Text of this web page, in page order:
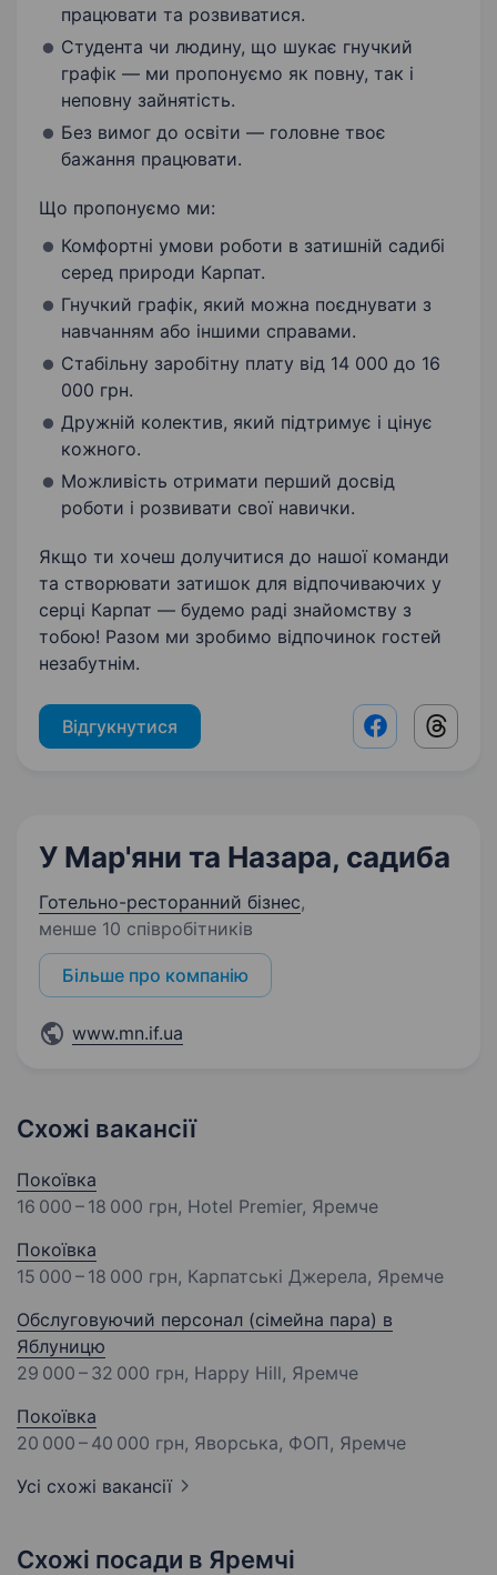
працювати та розвиватися.
Студента чи людину, що шукає гнучкий
графік — ми пропонуємо як повну, так і
неповну зайнятість.
Без вимог до освіти — головне твоє
бажання працювати.
Що пропонуємо ми:
Комфортні умови роботи в затишній садибі
серед природи Карпат.
Гнучкий графік, який можна поєднувати з
навчанням або іншими справами.
Стабільну заробітну плату від 14 000 до 16
000 грн.
Дружній колектив, який підтримує і цінує
кожного.
Можливість отримати перший досвід
роботи і розвивати свої навички.
Якщо ти хочеш долучитися до нашої команди
та створювати затишок для відпочиваючих у
серці Карпат — будемо раді знайомству з
тобою! Разом ми зробимо відпочинок гостей
незабутнім.
Відгукнутися Facebook
У Мар'яни та Назара, садиба
Готельно-ресторанний бізнес,
менше 10 співробітників
Більше про компанію
www.mn.if.ua
Схожі вакансії
Покоївка
16 000 – 18 000 грн, Hotel Premier, Яремче
Покоївка
15 000 – 18 000 грн, Карпатські Джерела, Яремче
Обслуговуючий персонал (сімейна пара) в
Яблуницю
29 000 – 32 000 грн, Happy Hill, Яремче
Покоївка
20 000 – 40 000 грн, Яворська, ФОП, Яремче
Усі схожі вакансії
Схожі посади в Яремчі